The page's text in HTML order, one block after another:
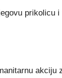
prikolicu
akciju